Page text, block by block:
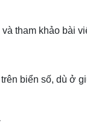
tham khảo bài
biển số, dù ở